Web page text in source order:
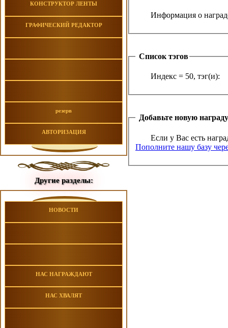
КОНСТРУКТОР ЛЕНТЫ
ГРАФИЧЕСКИЙ РЕДАКТОР
резерв
АВТОРИЗАЦИЯ
Другие разделы:
НОВОСТИ
НАС НАГРАЖДАЮТ
НАС ХВАЛЯТ
Информация о
Список тэгов
Индекс = 50, тэг(и):
Добавьте новую награду
Если у Вас есть
Пополните нашу базу